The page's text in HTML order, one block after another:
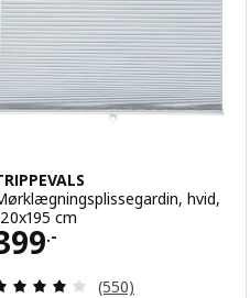
hvid,
cm
.-
399.-
Anmeld: 3.9 ud af
(550)